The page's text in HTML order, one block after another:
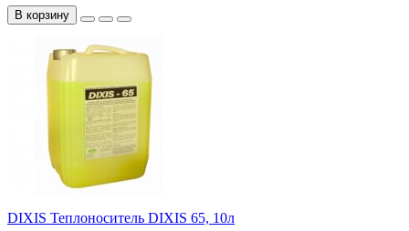
В корзину
DIXIS Теплоноситель DIXIS 65, 10л